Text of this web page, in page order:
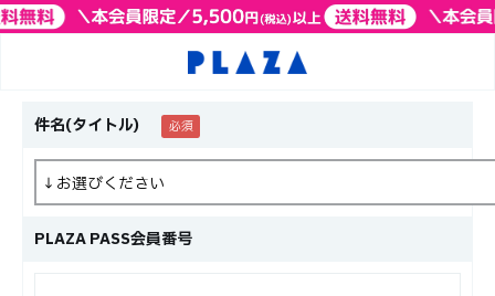
件名(タイトル)
PLAZA PASS会員番号